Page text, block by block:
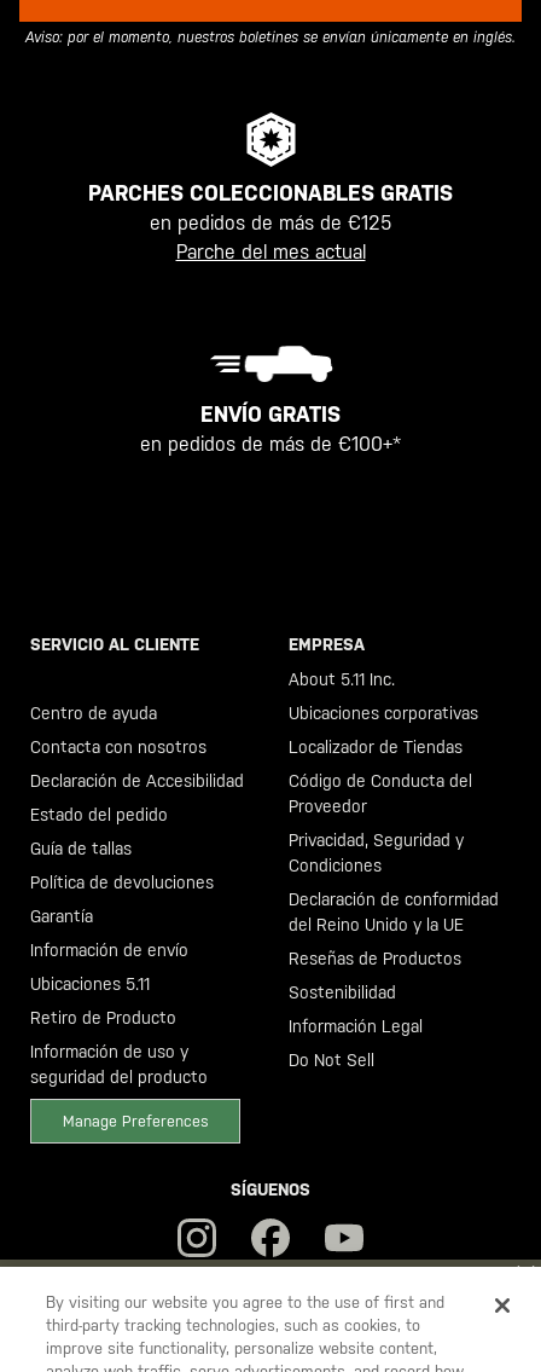
YOU ARE SHOPPING ON OURESPAÑA SITE. WOULD YOU LIKE
TO SHIP TO ANOTHER COUNTRY?
STAY ONESPAÑA
Aviso: por el momento, nuestros boletines se envían únicamente en inglés.
PARCHES COLECCIONABLES GRATIS
en pedidos de más de €125
Parche del mes actual
ENVÍO GRATIS
en pedidos de más de €100+*
SERVICIO AL CLIENTE
Centro de ayuda
Contacta con nosotros
Declaración de Accesibilidad
Estado del pedido
Guía de tallas
Política de devoluciones
Garantía
Información de envío
Ubicaciones 5.11
Retiro de Producto
Información de uso y
seguridad del producto
Manage Preferences
EMPRESA
About 5.11 Inc.
Ubicaciones corporativas
Localizador de Tiendas
Código de Conducta del
Proveedor
Privacidad, Seguridad y
Condiciones
Declaración de conformidad
del Reino Unido y la UE
Reseñas de Productos
Sostenibilidad
Información Legal
Do Not Sell
SÍGUENOS
5.11
By visiting our website you agree to the use of first and
third-party tracking technologies, such as cookies, to
improve site functionality, personalize website content,